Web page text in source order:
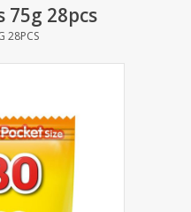
75g 28pcs
28PCS